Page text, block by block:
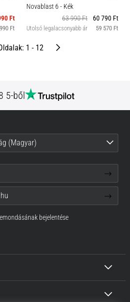
Ft
Ft
Novablast 6 - Kék
63 990 Ft
60 790 Ft
Utolsó legalacsonyabb ár 59 570 Ft
1 - 12 Következő
5-ből
(Magyar)
bejelentése